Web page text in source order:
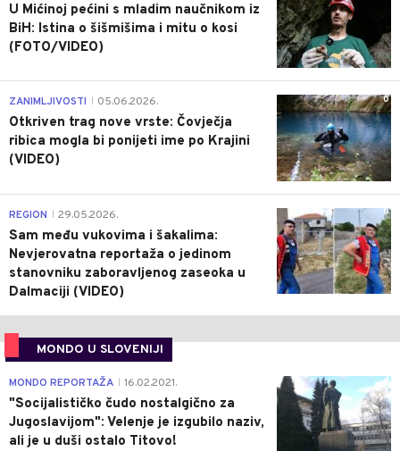
U Mićinoj pećini s mladim naučnikom iz
BiH: Istina o šišmišima i mitu o kosi
(FOTO/VIDEO)
0
ZANIMLJIVOSTI 05.06.2026.
Otkriven trag nove vrste: Čovječja
ribica mogla bi ponijeti ime po Krajini
(VIDEO)
0
REGION 29.05.2026.
Sam među vukovima i šakalima:
Nevjerovatna reportaža o jedinom
stanovniku zaboravljenog zaseoka u
Dalmaciji (VIDEO)
MONDO U SLOVENIJI
4
MONDO REPORTAŽA 16.02.2021.
"Socijalističko čudo nostalgično za
Jugoslavijom": Velenje je izgubilo naziv,
ali je u duši ostalo Titovo!